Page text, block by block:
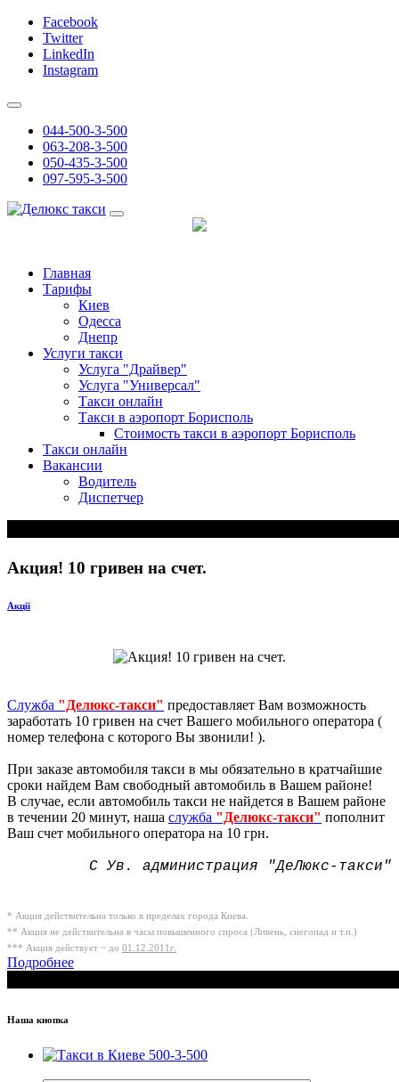
Facebook
Twitter
LinkedIn
Instagram
044-500-3-500
063-208-3-500
050-435-3-500
097-595-3-500
Главная
Тарифы
Киев
Одесса
Днепр
Услуги такси
Услуга "Драйвер"
Услуга "Универсал"
Такси онлайн
Такси в аэропорт Борисполь
Стоимость такси в аэропорт Борисполь
Такси онлайн
Вакансии
Водитель
Диспетчер
Акция! 10 гривен на счет.
Акції
Служба "Делюкс-такси" предоставляет Вам возможность
заработать 10 гривен на счет Вашего мобильного оператора (
номер телефона с которого Вы звонили! ).
При заказе автомобиля такси в мы обязательно в кратчайшие
сроки найдем Вам свободный автомобиль в Вашем районе!
В случае, если автомобиль такси не найдется в Вашем районе
в течении 20 минут, наша служба "Делюкс-такси" пополнит
Ваш счет мобильного оператора на 10 грн.
С Ув. администрация "ДеЛюкс-такси"
* Акция действительна только в пределах города Киева.
** Акция не действительна в часы повышенного спроса (Ливень, снегопад и т.п.)
*** Акция действует ~ до 01.12.2011г.
Подробнее
Наша кнопка